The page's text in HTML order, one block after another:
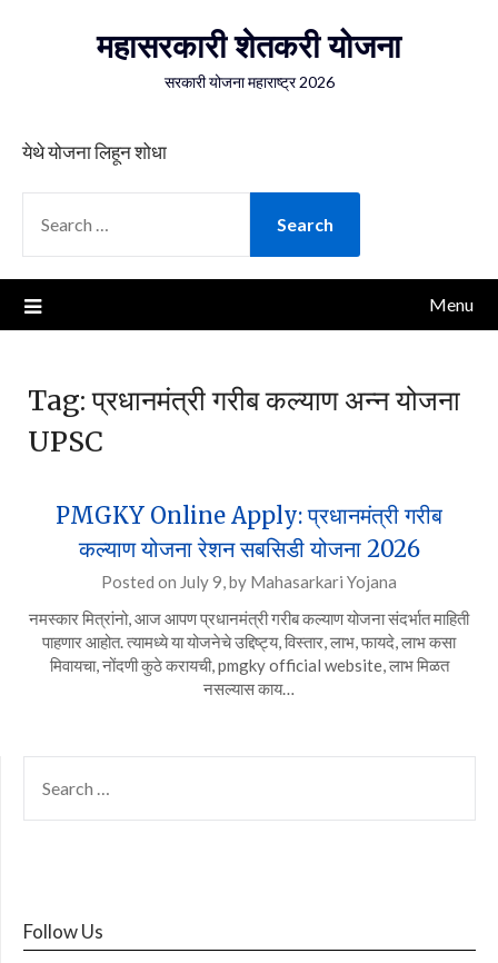
महासरकारी शेतकरी योजना
सरकारी योजना महाराष्ट्र 2026
येथे योजना लिहून शोधा
FOR:
Menu
Tag:प्रधानमंत्री गरीब कल्याण अन्न योजना
UPSC
PMGKY Online Apply: प्रधानमंत्री गरीब
कल्याण योजना रेशन सबसिडी योजना 2026
Posted on July 9,by Mahasarkari Yojana
नमस्कार मित्रांनो, आज आपण प्रधानमंत्री गरीब कल्याण योजना संदर्भात माहिती
पाहणार आहोत. त्यामध्ये या योजनेचे उद्दिष्ट्य, विस्तार, लाभ, फायदे, लाभ कसा
मिवायचा, नोंदणी कुठे करायची, pmgky official website, लाभ मिळत
नसल्यास काय…
FOR:
Follow Us